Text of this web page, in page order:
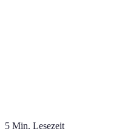
5 Min. Lesezeit